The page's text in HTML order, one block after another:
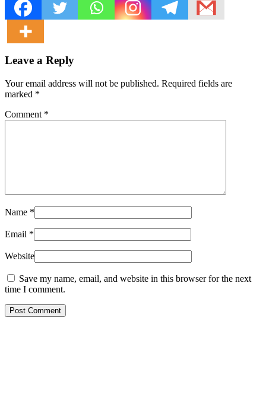
Leave a Reply
Your email address will not be published. Required fields are
marked *
Comment *
Name *
Email *
Website
Save my name, email, and website in this browser for the next
time I comment.